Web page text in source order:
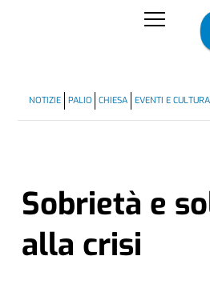
NOTIZIE PALIO CHIESA EVENTI E CULTURA
Sobrietà e
alla crisi